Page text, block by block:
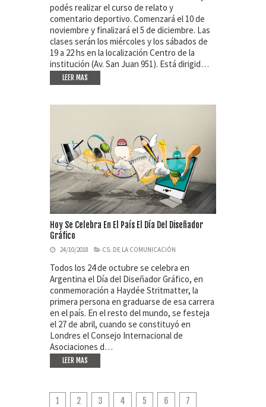
podés realizar el curso de relato y
comentario deportivo. Comenzará el 10 de
noviembre y finalizará el 5 de diciembre. Las
clases serán los miércoles y los sábados de
19 a 22 hs en la localización Centro de la
institución (Av. San Juan 951). Está dirigid…
LEER MAS
Hoy Se Celebra En El País El Día Del Diseñador
Gráfico
24/10/2018 CS. DE LA COMUNICACIÓN
Todos los 24 de octubre se celebra en
Argentina el Día del Diseñador Gráfico, en
conmemoración a Haydée Stritmatter, la
primera persona en graduarse de esa carrera
en el país. En el resto del mundo, se festeja
el 27 de abril, cuando se constituyó en
Londres el Consejo Internacional de
Asociaciones d…
LEER MAS
1 2 3 4 5 6
7